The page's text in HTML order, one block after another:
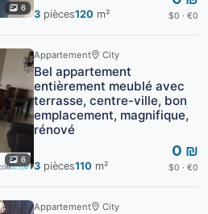
6
3 pièces120 m² $0 · €0
6
Appartement City
Bel appartement
entièrement meublé avec
terrasse, centre-ville, bon
emplacement, magnifique,
rénové
3 pièces110 m²
0 ₪
$0 · €0
Appartement City